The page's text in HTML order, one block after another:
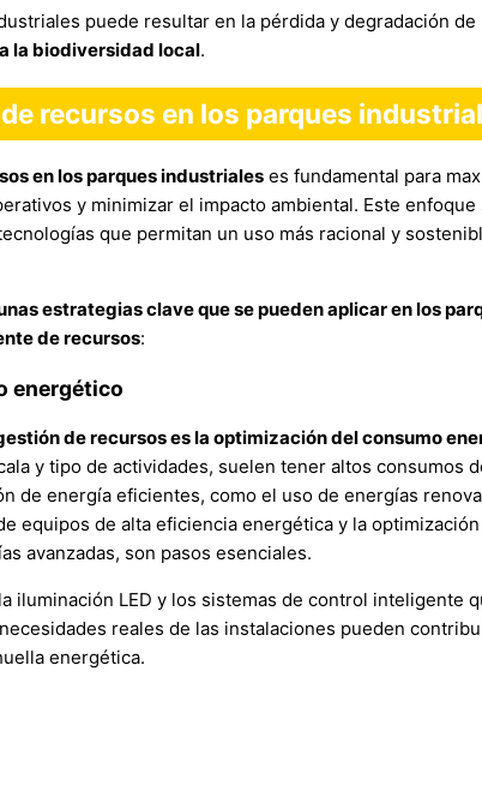
puede resultar en la pérdida y degradación de
la biodiversidad local.
recursos en los parques
en los parques industriales es fundamental para
y minimizar el impacto ambiental. Este enfoque
que permitan un uso más racional y
estrategias clave que se pueden aplicar en los
de recursos:
energético
de recursos es la optimización del consumo
y tipo de actividades, suelen tener altos consumos
de energía eficientes, como el uso de energías
equipos de alta eficiencia energética y la
avanzadas, son pasos esenciales.
iluminación LED y los sistemas de control inteligente
reales de las instalaciones pueden
energética.